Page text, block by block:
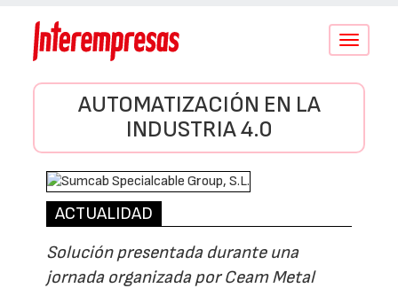
Conmutar
AUTOMATIZACIÓN EN LA
INDUSTRIA 4.0
ACTUALIDAD
Solución presentada durante una
jornada organizada por Ceam Metal